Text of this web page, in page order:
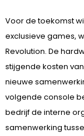
Voor de toekomst
exclusieve games,
Revolution. De
stijgende kosten
nieuwe
volgende console
bedrijf de interne
samenwerking